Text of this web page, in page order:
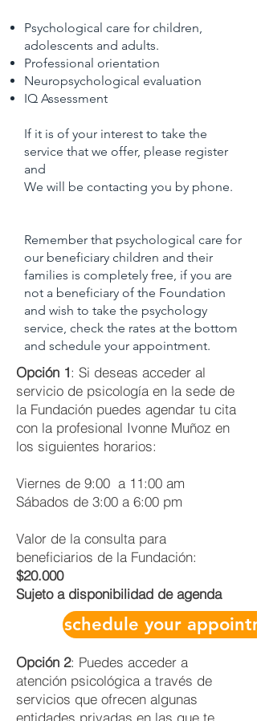
Psychological care for children,
adolescents and adults.
Professional orientation
Neuropsychological evaluation
IQ Assessment
If it is of your interest to take the
service that we offer, please register
and
We will be contacting you by phone.
Remember that psychological care for
our beneficiary children and their
families is completely free, if you are
not a beneficiary of the Foundation
and wish to take the psychology
service, check the rates at the bottom
and schedule your appointment.
Opción 1: Si deseas acceder al
servicio de psicología en la sede de
la Fundación puedes agendar tu cita
con la profesional Ivonne Muñoz en
los siguientes horarios:
Viernes de 9:00 a 11:00 am
Sábados de 3:00 a 6:00 pm
Valor de la consulta para
beneficiarios de la Fundación:
$20.000
Sujeto a disponibilidad de agenda
schedule your
Opción 2: Puedes acceder a
atención psicológica a través de
servicios que ofrecen algunas
entidades privadas en las que te